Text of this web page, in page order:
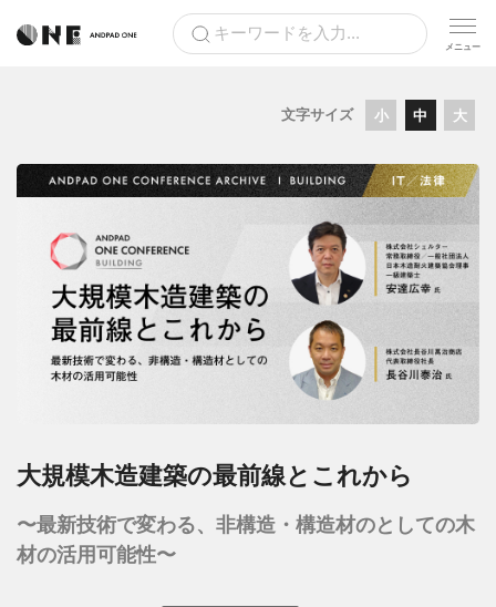
文字サイズ 小 中 大
大規模木造建築の最前線とこれから
〜最新技術で変わる、非構造・構造材のとしての木
材の活用可能性〜